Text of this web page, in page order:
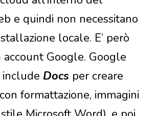
e quindi non necessitano
locale. E’ però
account Google. Google
include Docs per creare
formattazione, immagini